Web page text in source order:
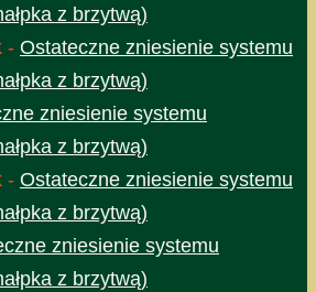
z brzytwą)
- Ostateczne zniesienie systemu
z brzytwą)
zniesienie systemu
z brzytwą)
- Ostateczne zniesienie systemu
z brzytwą)
zniesienie systemu
z brzytwą)